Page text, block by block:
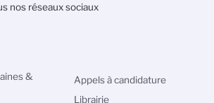
nos réseaux sociaux
&
Appels à candidature
Librairie